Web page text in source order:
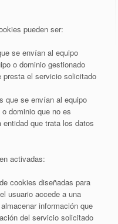
pueden ser:
se envían al equipo
o dominio gestionado
presta el servicio solicitado
que se envían al equipo
dominio que no es
que trata los datos
activadas:
cookies diseñadas para
usuario accede a una
información que
del servicio solicitado